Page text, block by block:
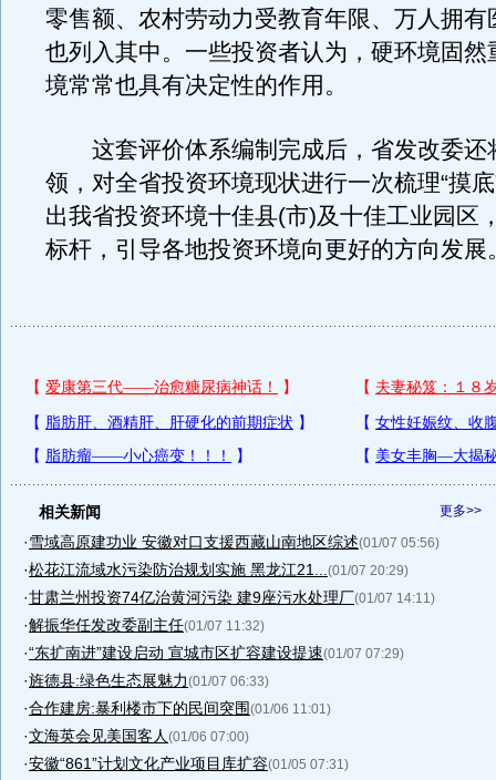
零售额、农村劳动力受教育年限、万人拥有
也列入其中。一些投资者认为，硬环境固然
境常常也具有决定性的作用。
这套评价体系编制完成后，省发改委还
领，对全省投资环境现状进行一次梳理“摸
出我省投资环境十佳县(市)及十佳工业园区
标杆，引导各地投资环境向更好的方向发展
更多>>
相关新闻
·雪域高原建功业 安徽对口支援西藏山南地区综述(01/07 05:56)
·松花江流域水污染防治规划实施 黑龙江21... (01/07 20:29)
·甘肃兰州投资74亿治黄河污染 建9座污水处理厂(01/07 14:11)
·解振华任发改委副主任(01/07 11:32)
·“东扩南进”建设启动 宣城市区扩容建设提速(01/07 07:29)
·旌德县:绿色生态展魅力(01/07 06:33)
·合作建房:暴利楼市下的民间突围(01/06 11:01)
·文海英会见美国客人 (01/06 07:00)
·安徽“861”计划文化产业项目库扩容(01/05 07:31)